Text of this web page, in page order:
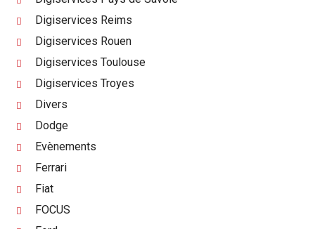
Digiservices Reims
Digiservices Rouen
Digiservices Toulouse
Digiservices Troyes
Divers
Dodge
Evènements
Ferrari
Fiat
FOCUS